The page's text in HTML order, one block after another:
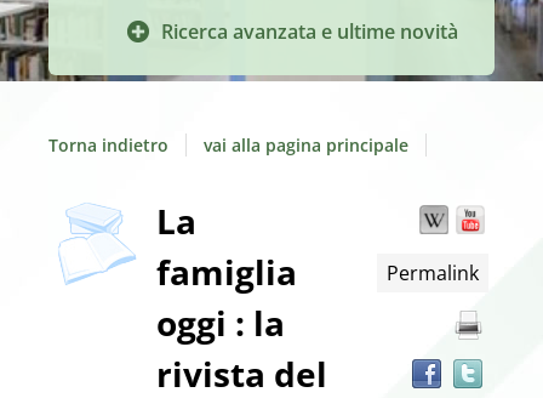
Ricerca avanzata e ultime novità
Torna indietro vai alla pagina principale
Dettaglio
del
documento
copertina Wikipedia
Permalink
La
famiglia
oggi : la
rivista del